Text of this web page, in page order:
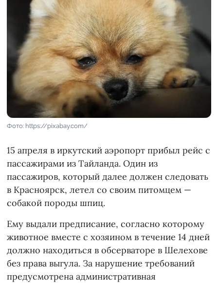
Фото: https://pixabay.com/
15 апреля в иркутский аэропорт прибыл рейс с
пассажирами из Тайланда. Один из
пассажиров, который далее должен следовать
в Красноярск, летел со своим питомцем —
собакой породы шпиц.
Ему выдали предписание, согласно которому
животное вместе с хозяином в течение 14 дней
должно находиться в обсерваторе в Шелехове
без права выгула. За нарушение требований
предусмотрена административная